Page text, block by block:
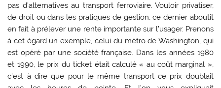
pas d’alternatives au transport ferroviaire. Vouloir privatiser,
de droit ou dans les pratiques de gestion, ce dernier aboutit
en fait à prélever une rente importante sur l’usager. Prenons
à cet égard un exemple, celui du métro de Washington, qui
est opéré par une société française. Dans les années 1980
et 1990, le prix du ticket était calculé « au coût marginal »,
c’est à dire que pour le même transport ce prix doublait